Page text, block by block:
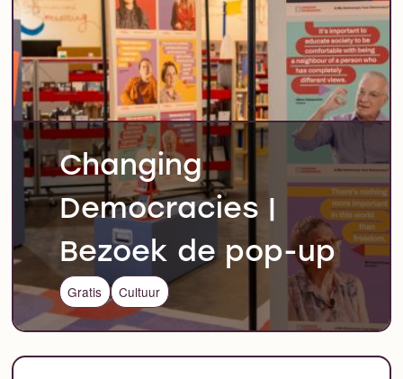
Changing
Democracies |
Bezoek de pop-up
Gratis Cultuur